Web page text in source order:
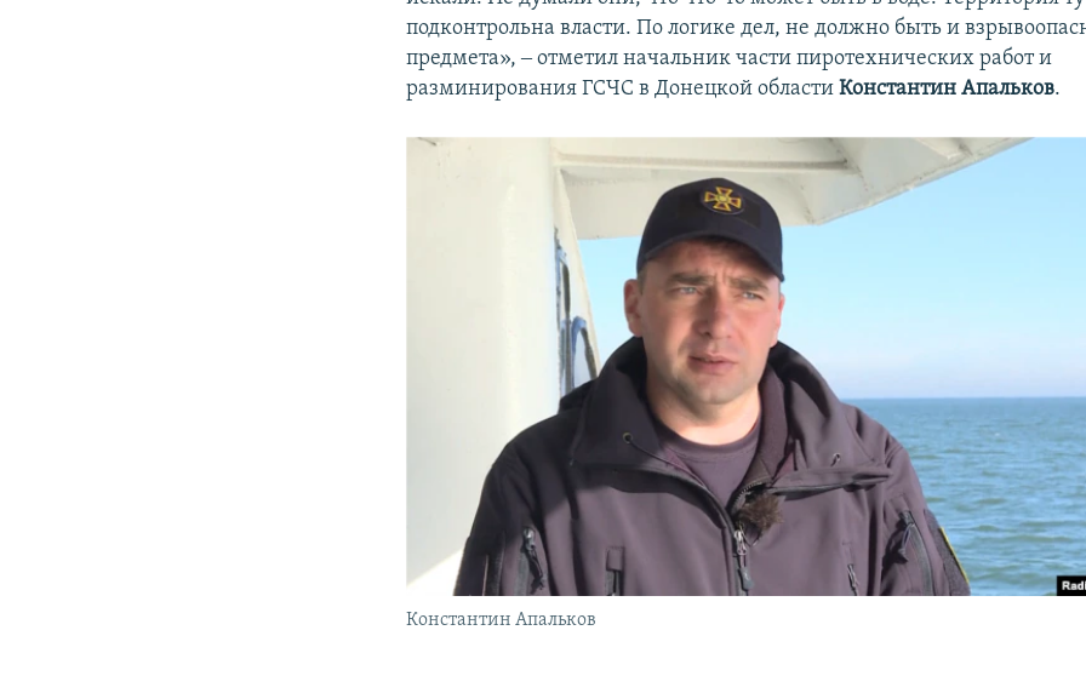
подконтрольна власти. По логике дел, не должно быть и
предмета», ‒ отметил начальник части пиротехнических работ и
разминирования ГСЧС в Донецкой областиКонстантин Апальков.
Константин Апальков